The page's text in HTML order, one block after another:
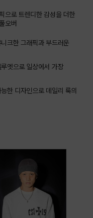
으로 트렌디한 감성을 더한
오버
크한 그래픽과 부드러운
엣으로 일상에서 가장
한 디자인으로 데일리 룩의